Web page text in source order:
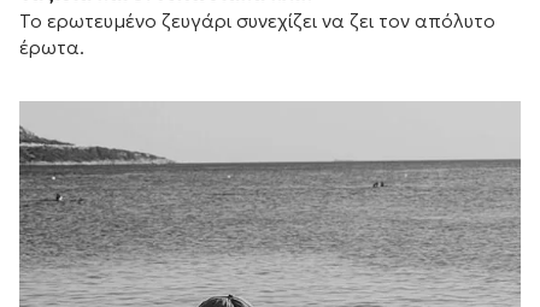
Το ερωτευμένο ζευγάρι συνεχίζει να ζει τον απόλυτο
έρωτα.